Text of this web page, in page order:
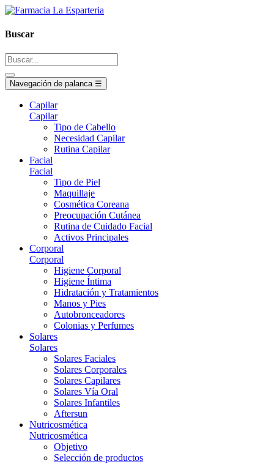
Buscar
Navegación de palanca ☰
Capilar
Capilar
Tipo de Cabello
Necesidad Capilar
Rutina Capilar
Facial
Facial
Tipo de Piel
Maquillaje
Cosmética Coreana
Preocupación Cutánea
Rutina de Cuidado Facial
Activos Principales
Corporal
Corporal
Higiene Corporal
Higiene Íntima
Hidratación y Tratamientos
Manos y Pies
Autobronceadores
Colonias y Perfumes
Solares
Solares
Solares Faciales
Solares Corporales
Solares Capilares
Solares Vía Oral
Solares Infantiles
Aftersun
Nutricosmética
Nutricosmética
Objetivo
Selección de productos